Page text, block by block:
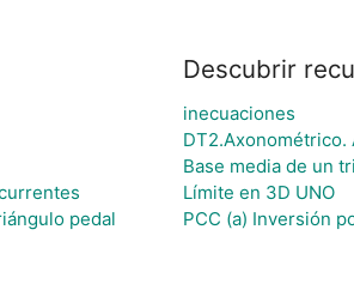
pedal
Descubrir
inecuaciones
DT2.Axonométrico.
Base media de un
Límite en 3D UNO
PCC (a) Inversión